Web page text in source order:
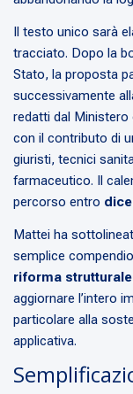
Il testo unico sarà
tracciato. Dopo la
Stato, la proposta
successivamente
redatti dal Ministero
con il contributo di
giuristi, tecnici
farmaceutico. Il
percorso entro
Mattei ha
semplice
riforma strutturale
aggiornare l’intero
particolare alla
applicativa.